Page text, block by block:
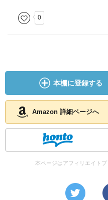
0
本棚に登録する
Amazon 詳細ページへ
本ページはアフィリエイト